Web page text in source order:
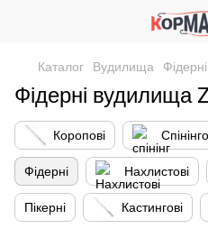
Каталог Вудилища Фідерні
Фідерні вудилища
Коропові
Фідерні Нахлистові
Пікерні Кастингові